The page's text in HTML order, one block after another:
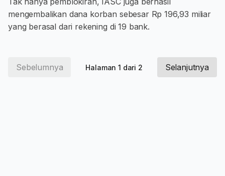
mengembalikan dana korban sebesar Rp 196,93 miliar
yang berasal dari rekening di 19 bank.
Sebelumnya Halaman 1 dari 2 Selanjutnya